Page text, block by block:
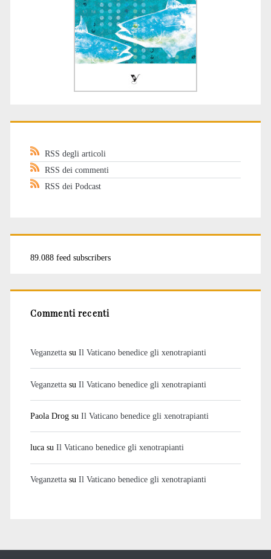
RSS degli articoli
RSS dei commenti
RSS dei Podcast
89.088 feed subscribers
Commenti recenti
Veganzettasu Il Vaticano benedice gli xenotrapianti
Veganzettasu Il Vaticano benedice gli xenotrapianti
Paola Drogsu Il Vaticano benedice gli xenotrapianti
lucasu Il Vaticano benedice gli xenotrapianti
Veganzettasu Il Vaticano benedice gli xenotrapianti